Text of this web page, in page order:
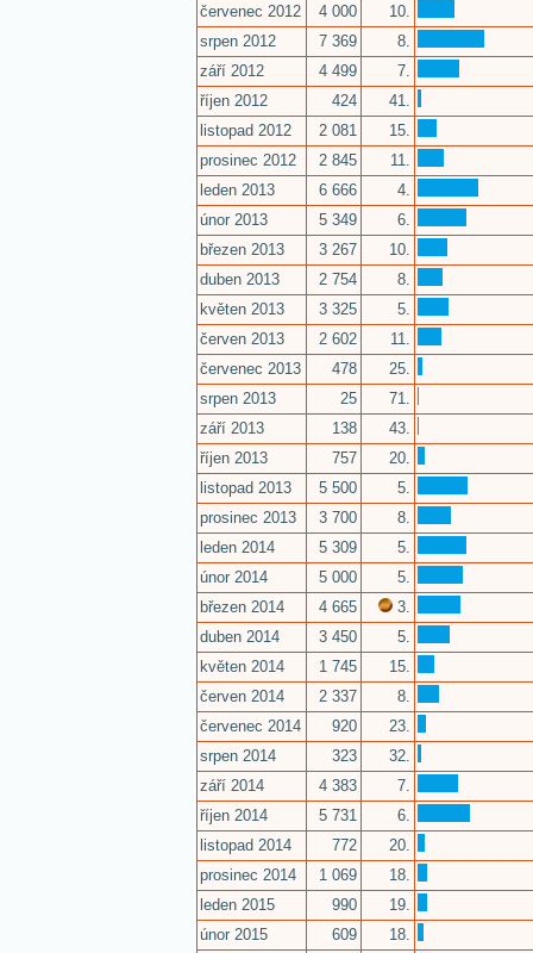
červenec 2012
4 000
10.
srpen 2012
7 369
8.
září 2012
4 499
7.
říjen 2012
424
41.
listopad 2012
2 081
15.
prosinec 2012
2 845
11.
leden 2013
6 666
4.
únor 2013
5 349
6.
březen 2013
3 267
10.
duben 2013
2 754
8.
květen 2013
3 325
5.
červen 2013
2 602
11.
červenec 2013
478
25.
srpen 2013
25
71.
září 2013
138
43.
říjen 2013
757
20.
listopad 2013
5 500
5.
prosinec 2013
3 700
8.
leden 2014
5 309
5.
únor 2014
5 000
5.
březen 2014
4 665
3.
duben 2014
3 450
5.
květen 2014
1 745
15.
červen 2014
2 337
8.
červenec 2014
920
23.
srpen 2014
323
32.
září 2014
4 383
7.
říjen 2014
5 731
6.
listopad 2014
772
20.
prosinec 2014
1 069
18.
leden 2015
990
19.
únor 2015
609
18.